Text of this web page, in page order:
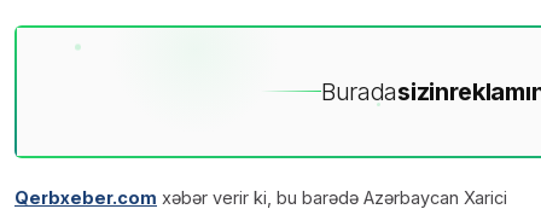
Buradasizin
Qerbxeber.com xəbər verir ki, bu barədə Azərbaycan Xarici